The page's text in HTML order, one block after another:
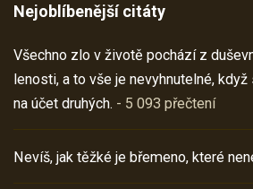
Nejoblíbenější citáty
Všechno zlo v životě pochází z
lenosti, a to vše je nevyhnutelné,
na účet druhých. - 5 093 přečtení
Nevíš, jak těžké je břemeno, které